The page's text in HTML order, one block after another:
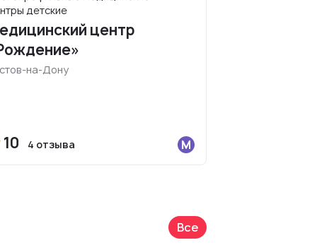
детские
центр
на-Дону
10 4 отзыва
Все